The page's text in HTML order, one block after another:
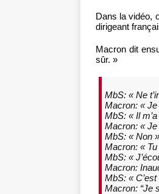
Dans la vidéo,
dirigeant
Macron dit
sûr. »
MbS: « Ne
Macron: «
MbS: « Il
Macron: «
MbS: « Non »
Macron: «
MbS: «
Macron:
MbS: «
Macron: “Je